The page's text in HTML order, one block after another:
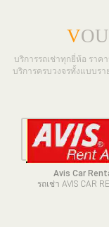
V
บริการรถเช่าทุกยี่ห้อ ราค
บริการครบวงจรทั้งแบบร
Avis Car
รถเช่า AVIS CAR